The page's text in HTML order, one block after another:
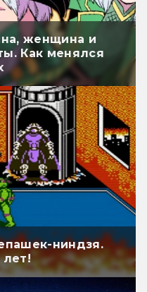
женщина и
Как менялся
ниндзя.
лет!